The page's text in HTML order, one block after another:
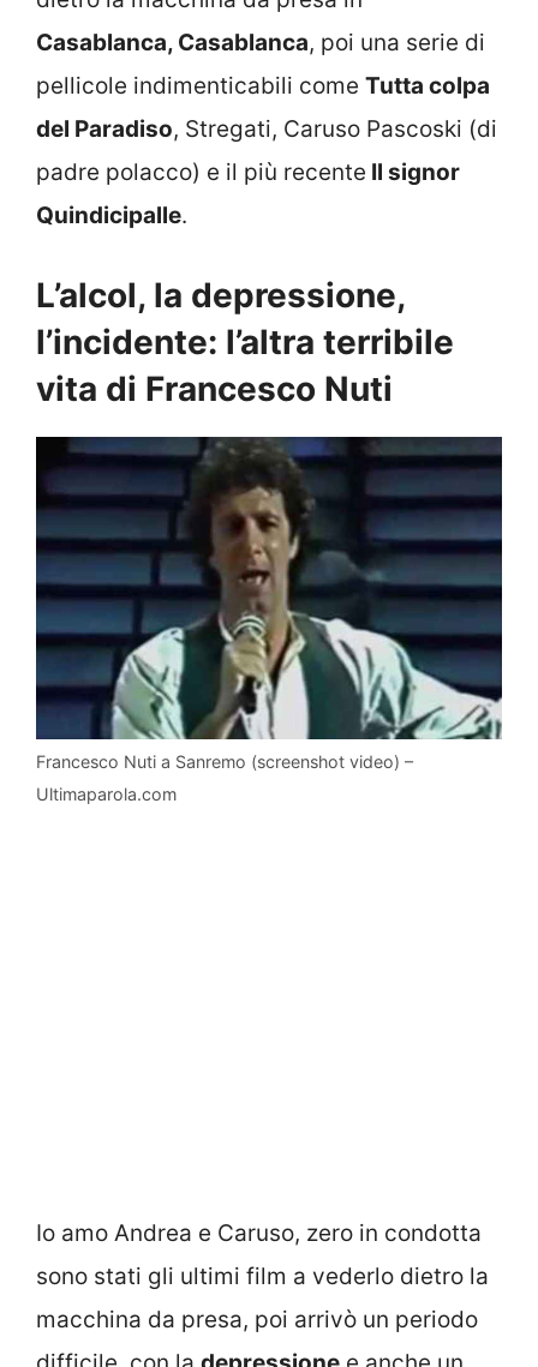
Casablanca, Casablanca, poi una serie di
pellicole indimenticabili come Tutta colpa
del Paradiso, Stregati, Caruso Pascoski (di
padre polacco) e il più recente Il signor
Quindicipalle.
L’alcol, la depressione,
l’incidente: l’altra terribile
vita di Francesco Nuti
Francesco Nuti a Sanremo (screenshot video) –
Ultimaparola.com
Io amo Andrea e Caruso, zero in condotta
sono stati gli ultimi film a vederlo dietro la
macchina da presa, poi arrivò un periodo